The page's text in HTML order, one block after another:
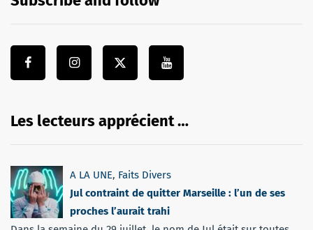
Les lecteurs apprécient …
A LA UNE, Faits Divers
Jul contraint de quitter Marseille : l’un de ses
proches l’aurait trahi